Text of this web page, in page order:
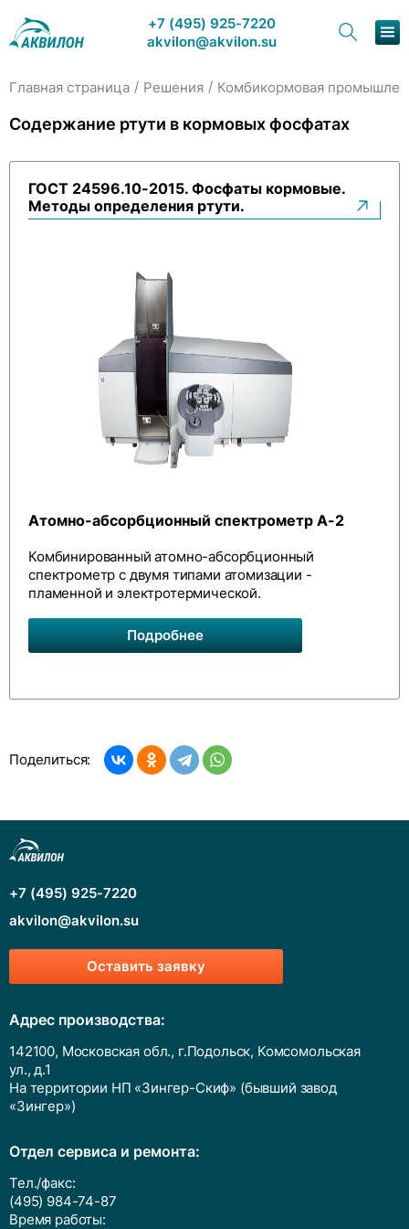
+7 (495) 925-7220
akvilon@akvilon.su
Решения
Главная страница / Решения / Комбикормовая
Содержание ртути в кормовых фосфатах
ГОСТ 24596.10-2015. Фосфаты кормовые.
Методы определения ртути.
Атомно-абсорбционный спектрометр А-2
Комбинированный атомно-абсорбционный
спектрометр с двумя типами атомизации -
пламенной и электротермической.
Подробнее
Поделиться:
Оставить заявку
+7 (495) 925-7220
akvilon@akvilon.su
Адрес производства:
142100, Московская обл., г.Подольск, Комсомольская
ул., д.1
На территории НП «Зингер-Скиф» (бывший завод
«Зингер»)
Отдел сервиса и ремонта:
Тел./факс:
(495) 984-74-87
Время работы: